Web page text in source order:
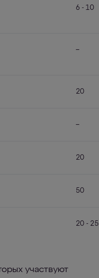
6 - 10
–
20
–
20
50
20 - 25
участвуют